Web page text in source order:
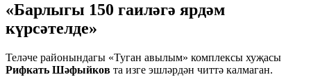
«Барлыгы 150 гаиләгә ярдәм
күрсәтелде»
Теләче районындагы «Туган авылым» комплексы хуҗасы
Рифкать Шәфыйков та изге эшләрдән читтә калмаган.